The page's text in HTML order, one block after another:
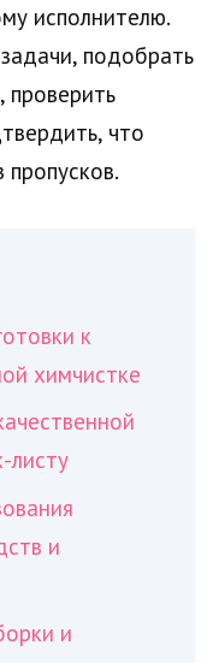
исполнителю.
подобрать
проверить
что
к
химчистке
листу
и
и